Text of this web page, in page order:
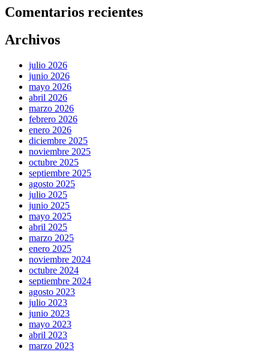
Comentarios recientes
Archivos
julio 2026
junio 2026
mayo 2026
abril 2026
marzo 2026
febrero 2026
enero 2026
diciembre 2025
noviembre 2025
octubre 2025
septiembre 2025
agosto 2025
julio 2025
junio 2025
mayo 2025
abril 2025
marzo 2025
enero 2025
noviembre 2024
octubre 2024
septiembre 2024
agosto 2023
julio 2023
junio 2023
mayo 2023
abril 2023
marzo 2023